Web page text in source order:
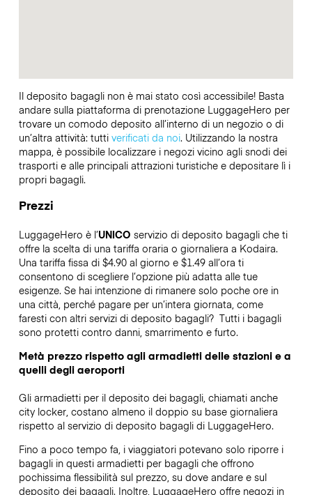
Il deposito bagagli non è mai stato così accessibile! Basta
andare sulla piattaforma di prenotazione LuggageHero per
trovare un comodo deposito all’interno di un negozio o di
un’altra attività: tutti verificati da noi. Utilizzando la nostra
mappa, è possibile localizzare i negozi vicino agli snodi dei
trasporti e alle principali attrazioni turistiche e depositare lì i
propri bagagli.
Prezzi
LuggageHero è l’UNICO servizio di deposito bagagli che ti
offre la scelta di una tariffa oraria o giornaliera a Kodaira.
Una tariffa fissa di $4.90 al giorno e $1.49 all’ora ti
consentono di scegliere l’opzione più adatta alle tue
esigenze. Se hai intenzione di rimanere solo poche ore in
una città, perché pagare per un’intera giornata, come
faresti con altri servizi di deposito bagagli? Tutti i bagagli
sono protetti contro danni, smarrimento e furto.
Metà prezzo rispetto agli armadietti delle stazioni e a
quelli degli aeroporti
Gli armadietti per il deposito dei bagagli, chiamati anche
city locker, costano almeno il doppio su base giornaliera
rispetto al servizio di deposito bagagli di LuggageHero.
Fino a poco tempo fa, i viaggiatori potevano solo riporre i
bagagli in questi armadietti per bagagli che offrono
pochissima flessibilità sul prezzo, su dove andare e sul
deposito dei bagagli. Inoltre, LuggageHero offre negozi in